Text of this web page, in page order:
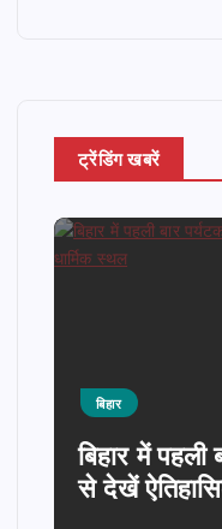
ट्रेंडिंग खबरें
ने हेलीकॉप्टर
स्थल